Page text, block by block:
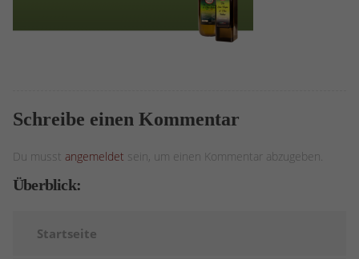
Schreibe einen Kommentar
Du musst angemeldet sein, um einen Kommentar abzugeben.
Überblick:
Startseite